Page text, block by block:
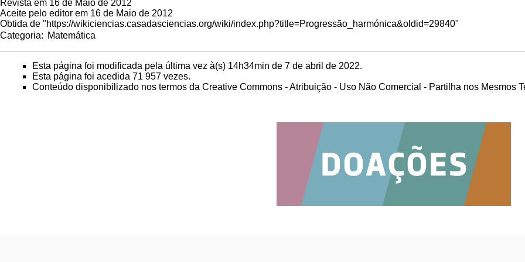
Revista em 16 de Maio de 2012
Aceite pelo editor em 16 de Maio de 2012
Obtida de "https://wikiciencias.casadasciencias.org/wiki/index.php?title=Progressão_harmónica&oldid=29840"
Categoria: Matemática
Esta página foi modificada pela última vez à(s) 14h34min de 7 de abril de 2022.
Esta página foi acedida 71 957 vezes.
Conteúdo disponibilizado nos termos da Creative Commons - Atribuição - Uso Não Comercial - Partilha nos Mesmos